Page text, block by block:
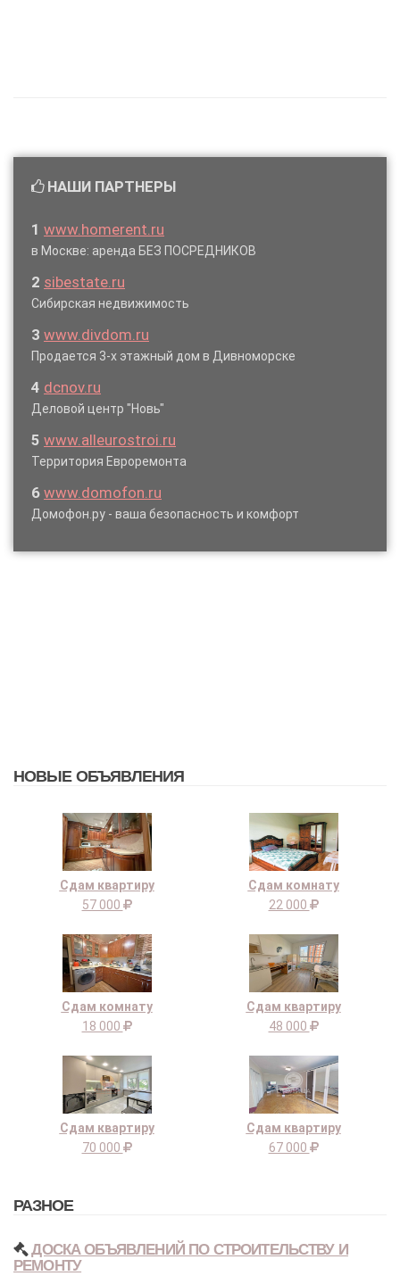
НАШИ ПАРТНЕРЫ
1 www.homerent.ru
в Москве: аренда БЕЗ ПОСРЕДНИКОВ
2 sibestate.ru
Сибирская недвижимость
3 www.divdom.ru
Продается 3-х этажный дом в Дивноморске
4 dcnov.ru
Деловой центр "Новь"
5 www.alleurostroi.ru
Территория Евроремонта
6 www.domofon.ru
Домофон.ру - ваша безопасность и комфорт
НОВЫЕ ОБЪЯВЛЕНИЯ
Сдам квартиру
57 000
Сдам комнату
22 000
Сдам комнату
18 000
Сдам квартиру
48 000
Сдам квартиру
70 000
Сдам квартиру
67 000
РАЗНОЕ
ДОСКА ОБЪЯВЛЕНИЙ ПО СТРОИТЕЛЬСТВУ И
РЕМОНТУ